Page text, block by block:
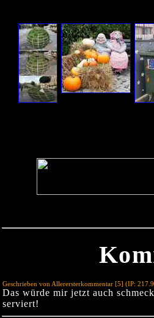
Geschrieben von Allerersterkommentar [5] (IP:
Das würde mir jetzt auch
serviert!